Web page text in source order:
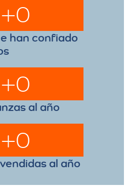
han confiado
+0
al año
+0
al año
+0